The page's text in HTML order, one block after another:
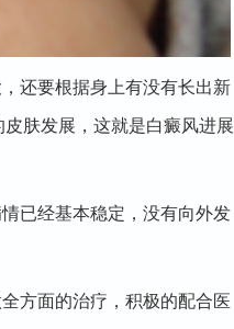
还要根据身上有没有长出新
肤发展，这就是白癜风进展
已经基本稳定，没有向外发
方面的治疗，积极的配合医